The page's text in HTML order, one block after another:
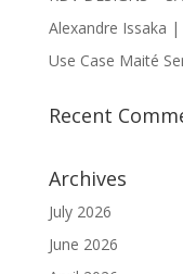
Alexandre Issaka
Use Case Maité
Recent
Archives
July 2026
June 2026